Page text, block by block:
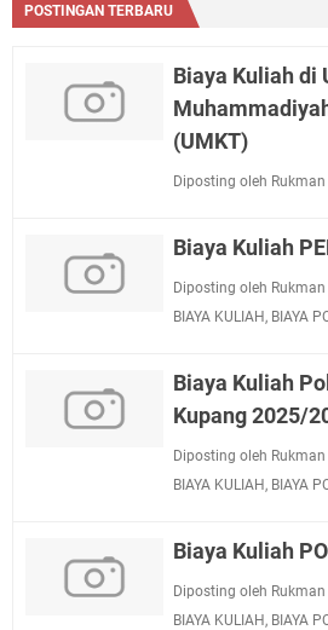
POSTINGAN TERBARU
Biaya Kuliah di
(UMKT)
Diposting oleh Rukman
Biaya Kuliah
Diposting oleh Rukman
BIAYA KULIAH, BIAYA
Biaya Kuliah
Kupang 2025/
Diposting oleh Rukman
BIAYA KULIAH, BIAYA
Biaya Kuliah
Diposting oleh Rukman
BIAYA KULIAH, BIAYA